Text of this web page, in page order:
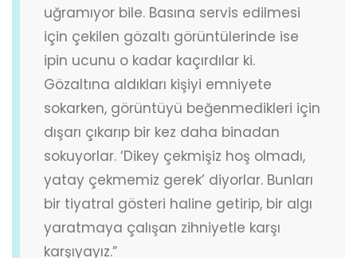
uğramıyor bile. Basına servis edilmesi
için çekilen gözaltı görüntülerinde ise
ipin ucunu o kadar kaçırdılar ki.
Gözaltına aldıkları kişiyi emniyete
sokarken, görüntüyü beğenmedikleri için
dışarı çıkarıp bir kez daha binadan
sokuyorlar. ‘Dikey çekmişiz hoş olmadı,
yatay çekmemiz gerek’ diyorlar. Bunları
bir tiyatral gösteri haline getirip, bir algı
yaratmaya çalışan zihniyetle karşı
karşıyayız.”